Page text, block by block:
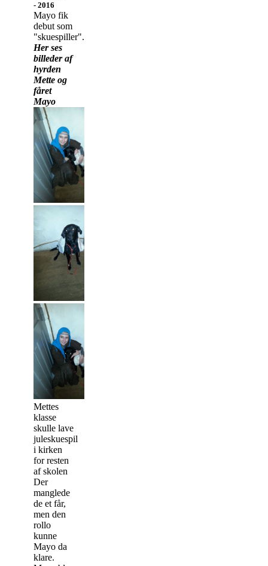
- 2016
Mayo fik
debut som
"skuespiller".
Her ses
billeder af
hyrden
Mette og
fåret
Mayo
Mettes
klasse
skulle lave
juleskuespil
i kirken
for resten
af skolen
Der
manglede
de et får,
men den
rollo
kunne
Mayo da
klare.